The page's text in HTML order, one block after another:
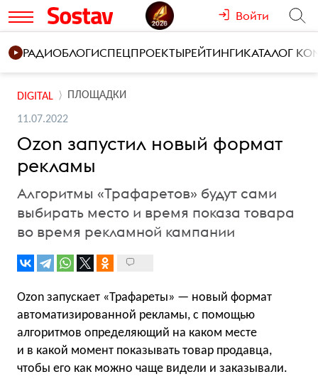
Войти
РАДИОБЛОГИСПЕЦПРОЕКТЫРЕЙТИНГИКАТАЛОГ
DIGITAL ПЛОЩАДКИ
11.07.2022
Ozon запустил новый формат
рекламы
Алгоритмы «Трафаретов» будут сами
выбирать место и время показа товара
во время рекламной кампании
Ozon запускает «Трафареты» — новый формат
автоматизированной рекламы, с помощью
алгоритмов определяющий на каком месте
и в какой момент показывать товар продавца,
чтобы его как можно чаще видели и заказывали.